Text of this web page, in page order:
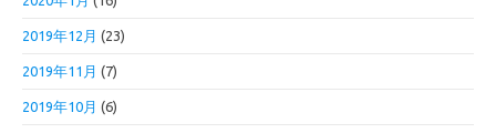
2019年12月 (23)
2019年11月 (7)
2019年10月 (6)